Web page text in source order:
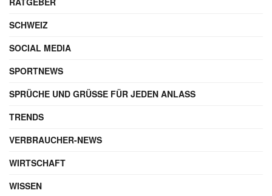
SCHWEIZ
SOCIAL MEDIA
SPORTNEWS
SPRÜCHE UND GRÜSSE FÜR JEDEN ANLASS
TRENDS
VERBRAUCHER-NEWS
WIRTSCHAFT
WISSEN